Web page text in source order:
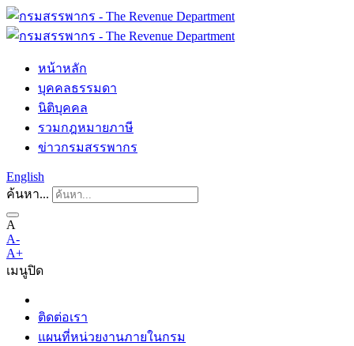
หน้าหลัก
บุคคลธรรมดา
นิติบุคคล
รวมกฎหมายภาษี
ข่าวกรมสรรพากร
English
ค้นหา...
A
A-
A+
เมนูปิด
ติดต่อเรา
แผนที่หน่วยงานภายในกรม